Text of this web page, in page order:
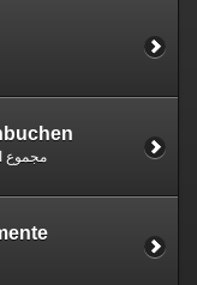
مجموع الصور 3578 في